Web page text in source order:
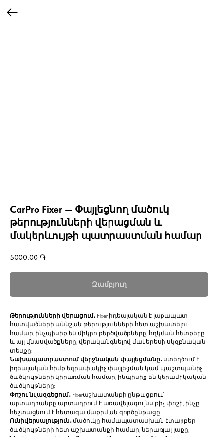
CarPro Fixer — Փայլեցնող մածուկ
թերությունների վերացման և
մակերևույթի պատրաստման համար
5000.00 ֏
Զամբյուղ
Թերությունների վերացում․ Fixer իդեալական է լաքապատ
հատվածների աննշան թերությունների հետ աշխատելու
համար, ինչպիսիք են միկրո քերծվածքները, հղկման հետքերը
և այլ վնասվածքները, վերականգնելով մակերեսի սկզբնական
տեսքը:
Նախապատրաստում վերջնական փայլեցմանը․ ստեղծում է
իդեալական հիմք եզրափակիչ փայլեցման կամ պաշտպանիչ
ծածկույթների կիրառման համար, ինպիսիք են կերամիկական
ծածկույթները։
Փոշու նվազգեցում․ Fixerաշխատանքի ընթացքում
արտադրանքը արտադրում է առավելագույնս քիչ փոշի, ինչը
հեշտացնում է հետագա մաքրման գործընթացը:
Ունիվերսալություն․ մածուկը համապատասխան էտարբեր
ծածկույթների հետ աշխատանքի համար, ներառյալ լաքը,